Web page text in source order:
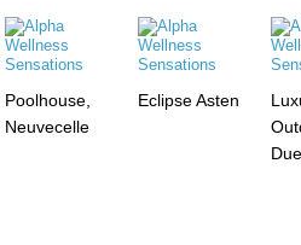
Poolhouse,
Neuvecelle
Eclipse Asten